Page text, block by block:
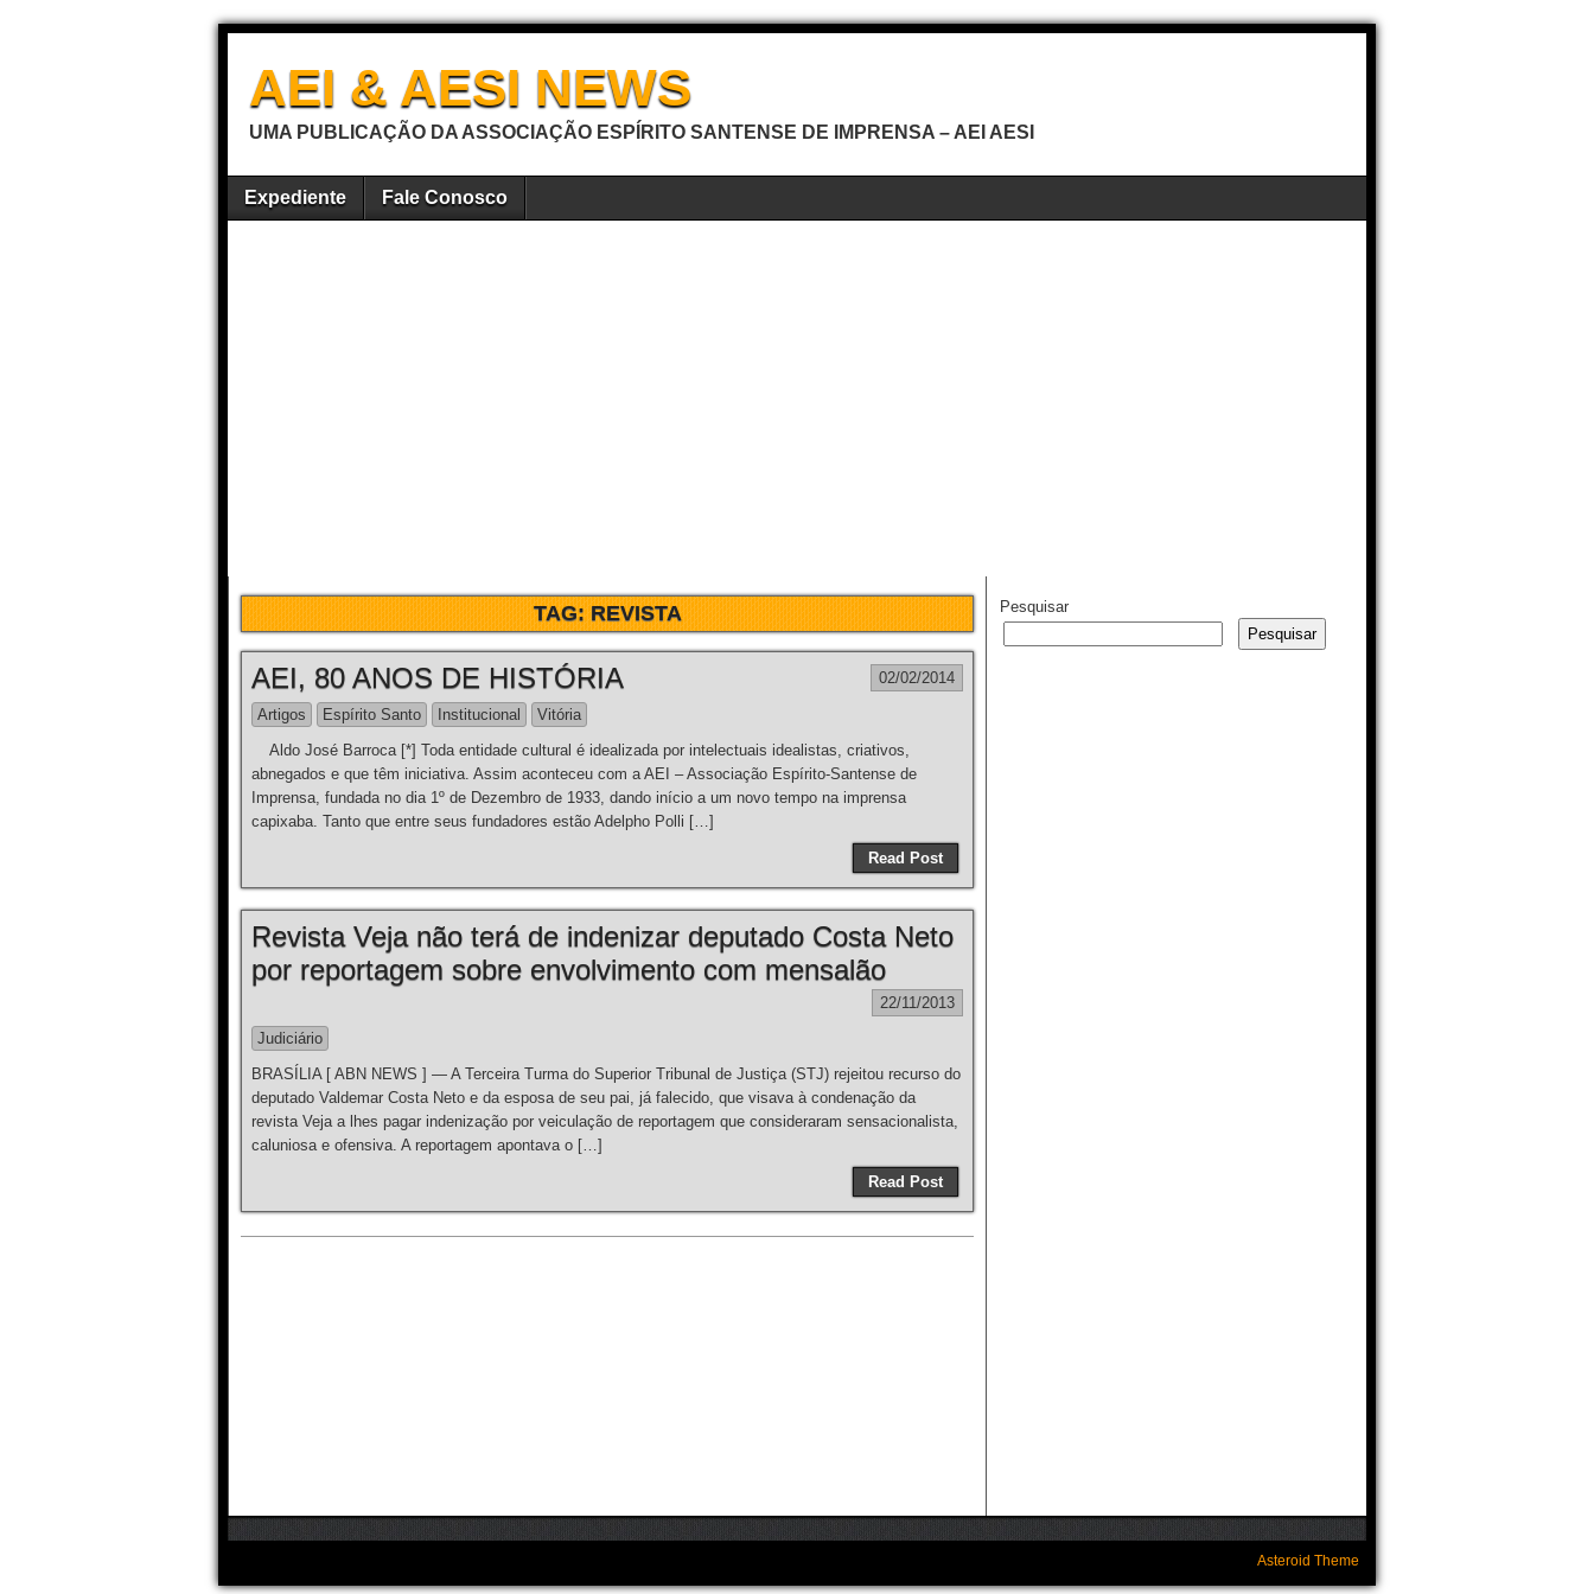
AEI & AESI NEWS
UMA PUBLICAÇÃO DA ASSOCIAÇÃO ESPÍRITO SANTENSE DE IMPRENSA – AEI AESI
Expediente Fale Conosco
TAG:REVISTA
AEI, 80 ANOS DE HISTÓRIA 02/02/2014
Artigos Espírito Santo Institucional
Vitória
Aldo José Barroca [*] Toda entidade cultural é idealizada por intelectuais idealistas, criativos,
abnegados e que têm iniciativa. Assim aconteceu com a AEI – Associação Espírito-Santense de
Imprensa, fundada no dia 1º de Dezembro de 1933, dando início a um novo tempo na imprensa
capixaba. Tanto que entre seus fundadores estão Adelpho Polli […]
Read Post
Revista Veja não terá de indenizar deputado Costa Neto
por reportagem sobre envolvimento com mensalão
22/11/2013
Judiciário
BRASÍLIA [ ABN NEWS ] — A Terceira Turma do Superior Tribunal de Justiça (STJ) rejeitou recurso do
deputado Valdemar Costa Neto e da esposa de seu pai, já falecido, que visava à condenação da
revista Veja a lhes pagar indenização por veiculação de reportagem que consideraram sensacionalista,
caluniosa e ofensiva. A reportagem apontava o […]
Read Post
Pesquisar
Pesquisar
Asteroid Theme